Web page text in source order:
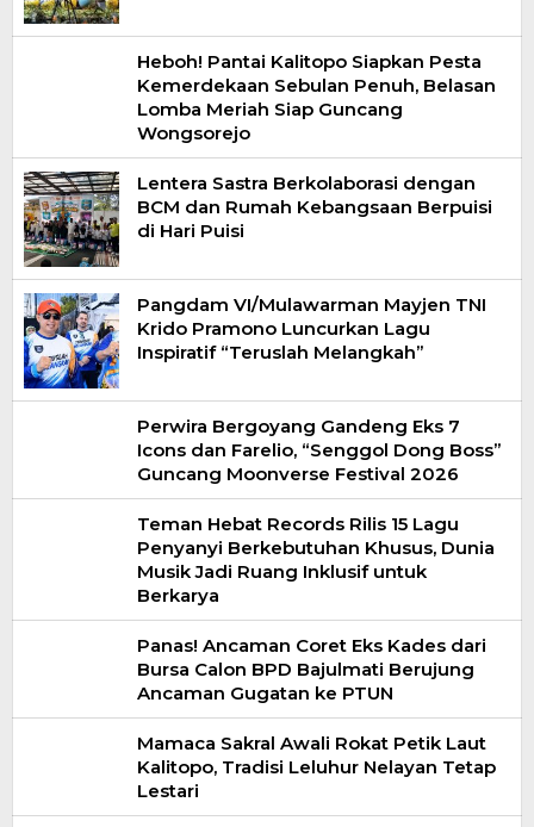
Heboh! Pantai Kalitopo Siapkan Pesta
Kemerdekaan Sebulan Penuh, Belasan
Lomba Meriah Siap Guncang
Wongsorejo
Lentera Sastra Berkolaborasi dengan
BCM dan Rumah Kebangsaan Berpuisi
di Hari Puisi
Pangdam VI/Mulawarman Mayjen TNI
Krido Pramono Luncurkan Lagu
Inspiratif “Teruslah Melangkah”
Perwira Bergoyang Gandeng Eks 7
Icons dan Farelio, “Senggol Dong Boss”
Guncang Moonverse Festival 2026
Teman Hebat Records Rilis 15 Lagu
Penyanyi Berkebutuhan Khusus, Dunia
Musik Jadi Ruang Inklusif untuk
Berkarya
Panas! Ancaman Coret Eks Kades dari
Bursa Calon BPD Bajulmati Berujung
Ancaman Gugatan ke PTUN
Mamaca Sakral Awali Rokat Petik Laut
Kalitopo, Tradisi Leluhur Nelayan Tetap
Lestari